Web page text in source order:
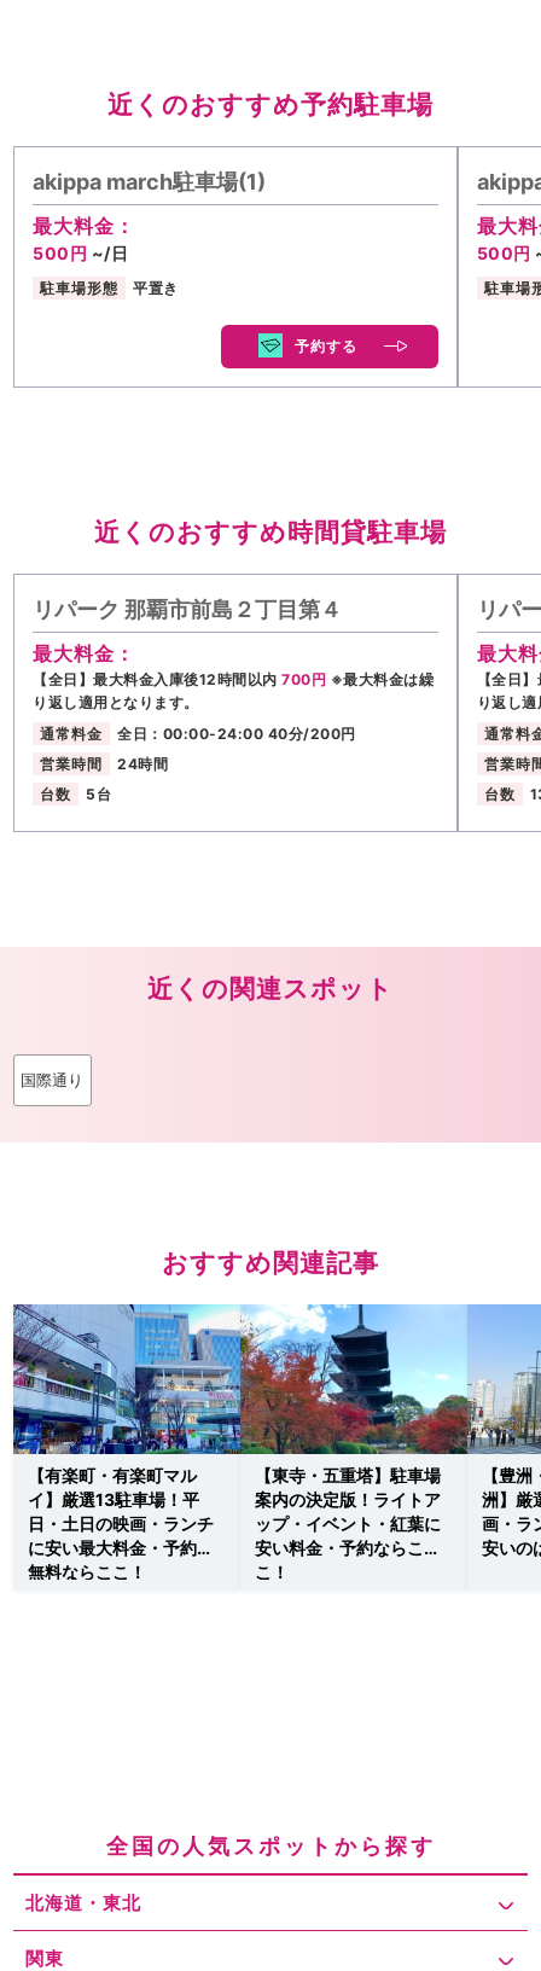
近くのおすすめ予約駐車場
akippa march駐車場(1)
最大料金：
500円 ~/日
駐車場形態 平置き
予約する
最大
500円
駐車場
近くのおすすめ時間貸駐車場
リパーク 那覇市前島２丁目第４
最大料金：
【全日】最大料金入庫後12時間以内700円 ※最大料金は繰
り返し適用となります。
通常料金
全日：00:00-24:00 40分/200円
営業時間
24時間
台数
5台
リパ
最大
【全日
り返し
通常料
営業時
台数
近くの関連スポット
国際通り
おすすめ関連記事
【有楽町・有楽町マル
イ】厳選13駐車場！平
日・土日の映画・ランチ
に安い最大料金・予約・
無料ならここ！
【東寺・五重塔】駐車場
案内の決定版！ライトア
ップ・イベント・紅葉に
安い料金・予約ならこ
こ！
【豊
洲】厳
画・ラ
安いの
全国の人気スポットから探す
北海道・東北
関東